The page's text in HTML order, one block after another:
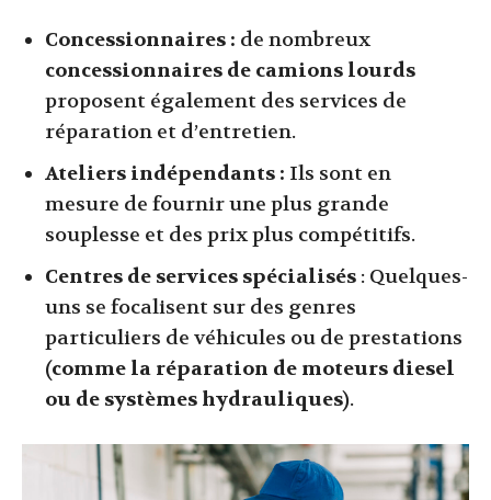
Concessionnaires : de nombreux
concessionnaires de camions lourds
proposent également des services de
réparation et d’entretien.
Ateliers indépendants : Ils sont en
mesure de fournir une plus grande
souplesse et des prix plus compétitifs.
Centres de services spécialisés : Quelques-
uns se focalisent sur des genres
particuliers de véhicules ou de prestations
(comme la réparation de moteurs diesel
ou de systèmes hydrauliques).